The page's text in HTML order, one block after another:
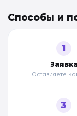
Способы и
1
Заявка
Оставляете
3